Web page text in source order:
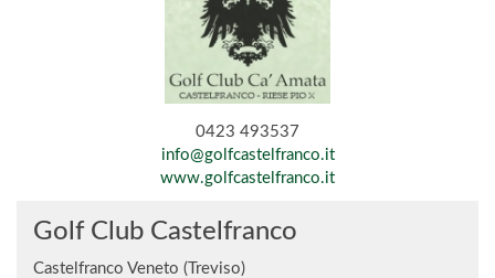
0423 493537
info@golfcastelfranco.it
www.golfcastelfranco.it
Golf Club Castelfranco
Castelfranco Veneto (Treviso)